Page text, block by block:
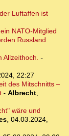
Luftaffen ist
NATO-Mitglied
Russland
Allzeithoch. -
22:27
des Mitschnitts –
- Albrecht,
wäre und
, 04.03.2024,